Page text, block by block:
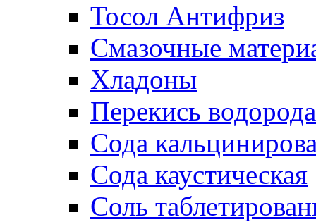
Тосол Антифриз
Смазочные
Хладоны
Перекись водорода
Сода
Сода каустическая
Соль